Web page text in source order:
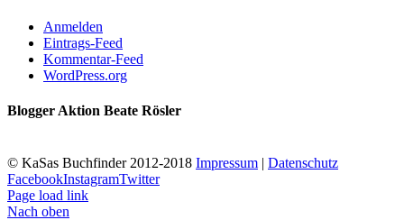
Anmelden
Eintrags-Feed
Kommentar-Feed
WordPress.org
Blogger Aktion Beate Rösler
© KaSas Buchfinder 2012-2018 Impressum | Datenschutz
FacebookInstagramTwitter
Page load link
Nach oben